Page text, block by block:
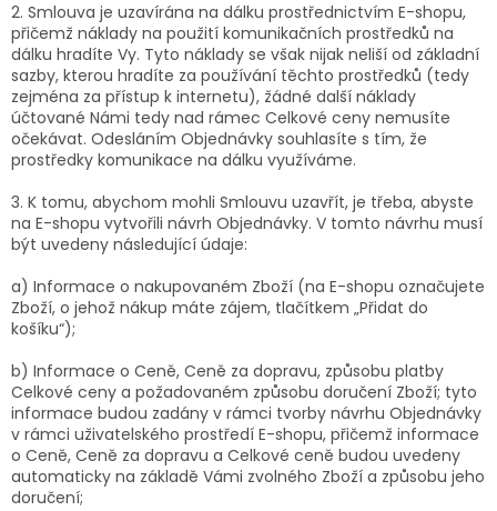
2. Smlouva je uzavírána na dálku prostřednictvím E-shopu,
přičemž náklady na použití komunikačních prostředků na
dálku hradíte Vy. Tyto náklady se však nijak neliší od základní
sazby, kterou hradíte za používání těchto prostředků (tedy
zejména za přístup k internetu), žádné další náklady
účtované Námi tedy nad rámec Celkové ceny nemusíte
očekávat. Odesláním Objednávky souhlasíte s tím, že
prostředky komunikace na dálku využíváme.
3. K tomu, abychom mohli Smlouvu uzavřít, je třeba, abyste
na E-shopu vytvořili návrh Objednávky. V tomto návrhu musí
být uvedeny následující údaje:
a) Informace o nakupovaném Zboží (na E-shopu označujete
Zboží, o jehož nákup máte zájem, tlačítkem „Přidat do
košíku“);
b) Informace o Ceně, Ceně za dopravu, způsobu platby
Celkové ceny a požadovaném způsobu doručení Zboží; tyto
informace budou zadány v rámci tvorby návrhu Objednávky
v rámci uživatelského prostředí E-shopu, přičemž informace
o Ceně, Ceně za dopravu a Celkové ceně budou uvedeny
automaticky na základě Vámi zvolného Zboží a způsobu jeho
doručení;